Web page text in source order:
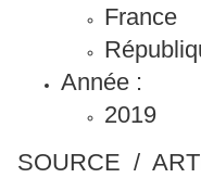
France
Année :
2019
SOURCE /